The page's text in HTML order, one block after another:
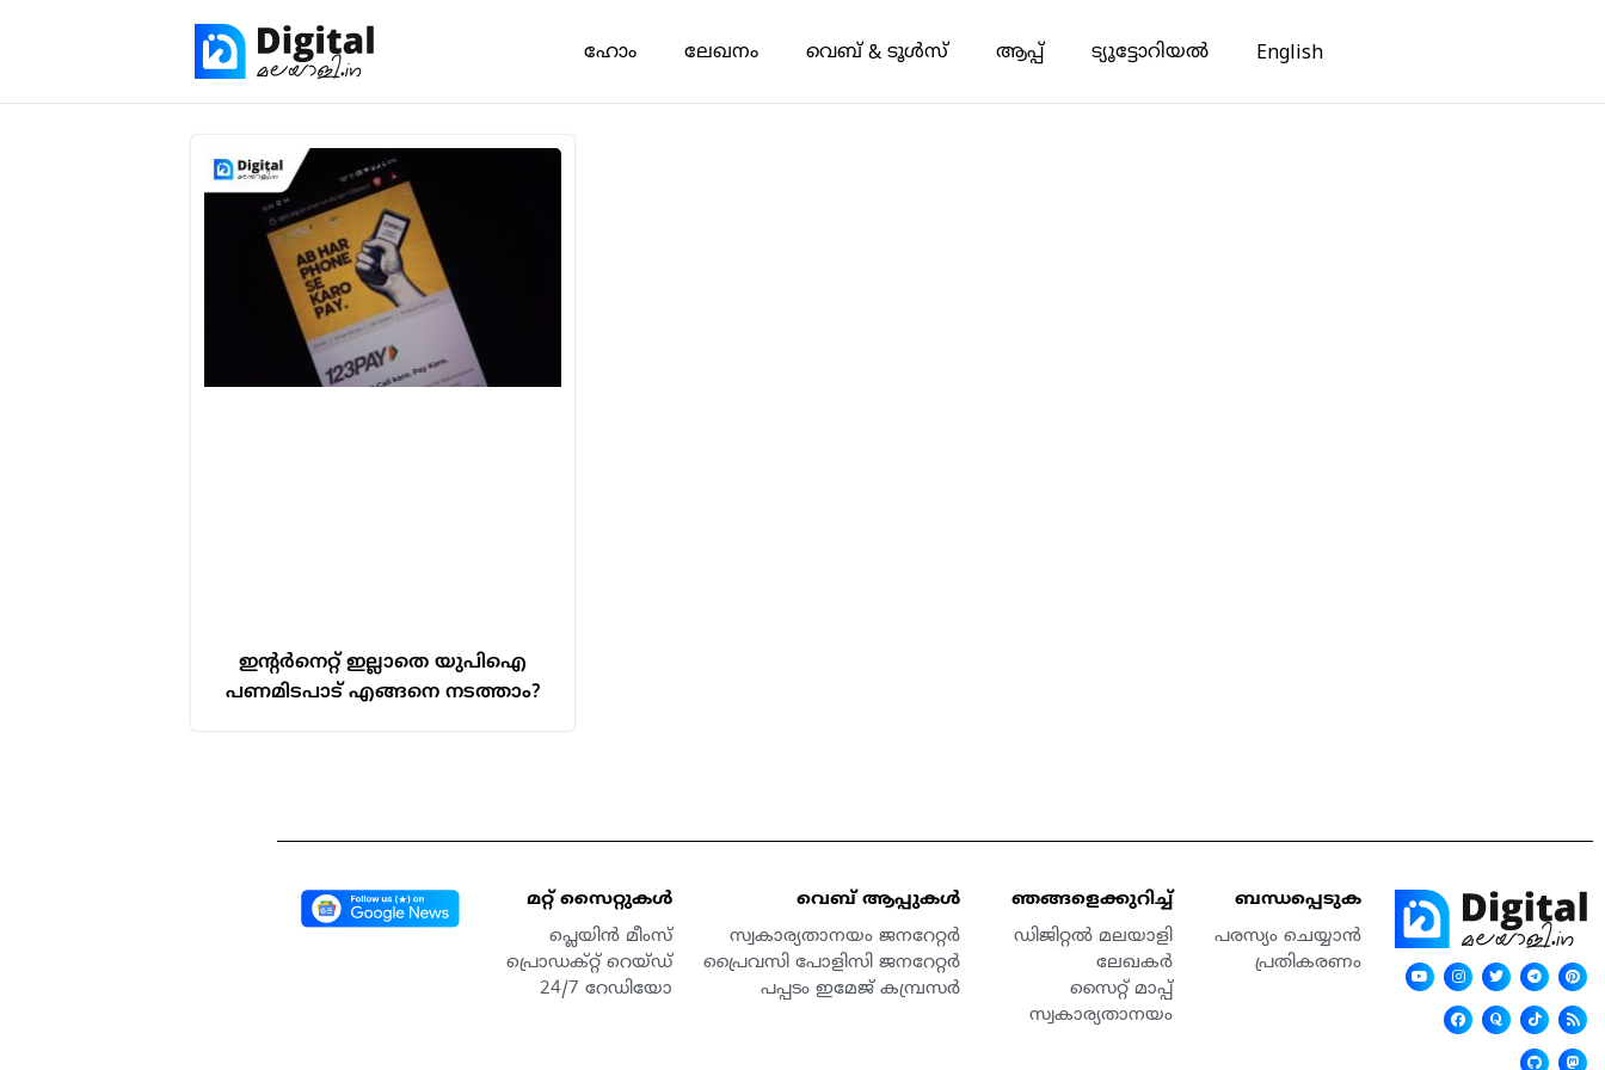
ഹോം ലേഖനം വെബ് & ടൂൾസ് ആപ്പ് ട്യൂട്ടോറിയൽ English
ഇന്റർനെറ്റ് ഇല്ലാതെ യുപിഐ
പണമിടപാട് എങ്ങനെ നടത്താം?
മറ്റ് സൈറ്റുകൾ
പ്ലെയിൻ മീംസ്
പ്രൊഡക്റ്റ് റെയ്ഡ്
24/7 റേഡിയോ
വെബ് ആപ്പുകൾ
സ്വകാര്യതാനയം ജനറേറ്റർ
പ്രൈവസി പോളിസി ജനറേറ്റർ
പപ്പടം ഇമേജ് കമ്പ്രസർ
ഞങ്ങളെക്കുറിച്ച്
ഡിജിറ്റൽ മലയാളി
ലേഖകർ
സൈറ്റ് മാപ്പ്
സ്വകാര്യതാനയം
ബന്ധപ്പെടുക
പരസ്യം ചെയ്യാൻ
പ്രതികരണം